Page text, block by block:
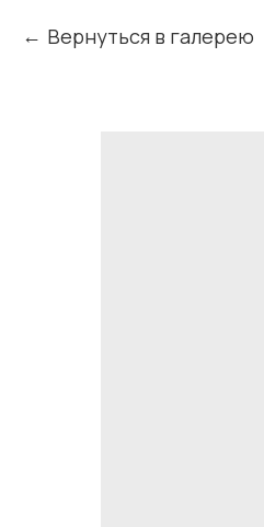
Вернуться в галерею